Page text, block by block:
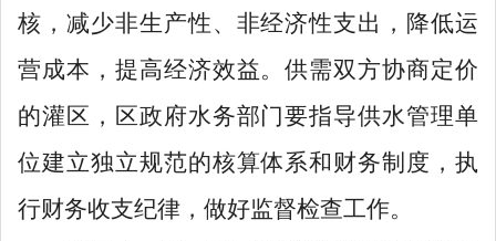
核，减少非生产性、非经济性支出，降低运
营成本，提高经济效益。供需双方协商定价
的灌区，区政府水务部门要指导供水管理单
位建立独立规范的核算体系和财务制度，执
行财务收支纪律，做好监督检查工作。